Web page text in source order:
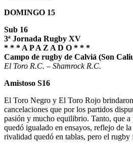
DOMINGO 15
Sub 16
3ª Jornada Rugby XV
* * * A P A Z A D O * * *
Campo de rugby de Calviá (Son
El Toro R.C. – Shamrock R.C.
Amistoso S16
El Toro Negro y El Toro Rojo
cancelaciones que por los partidos
pasión y mucho equilibrio. Tanto, que a
quedó igualado en ensayos, reflejo de
rivalidad quedó en tablas, pero el rugby